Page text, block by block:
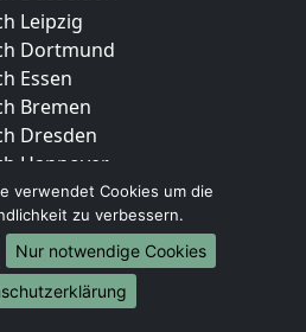
Leipzig
Dortmund
Essen
Bremen
Dresden
Hannover
Nürnberg
Duisburg
Bochum
Wuppertal
Bielefeld
verwendet Cookies um die
zu verbessern.
Nur notwendige Cookies